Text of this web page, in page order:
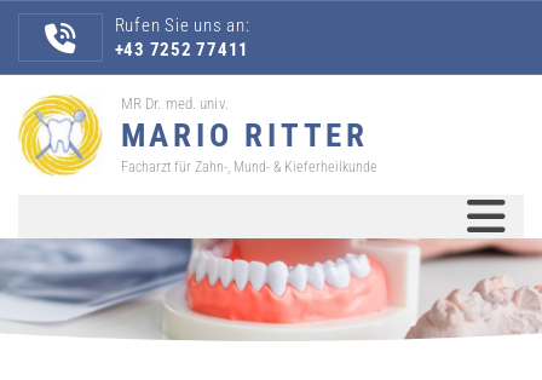

Rufen Sie uns an:
+43 7252 77411
MR Dr. med. univ.
MARIO RITTER
Facharzt für Zahn-, Mund- & Kieferheilkunde